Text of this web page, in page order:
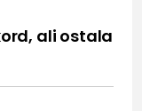
ali ostala